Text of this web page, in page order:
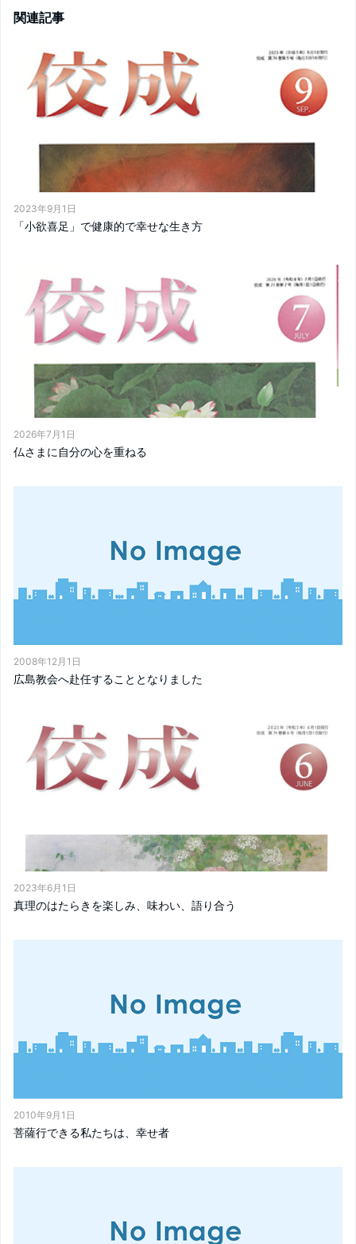
関連記事
2023年9月1日
「小欲喜足」で健康的で幸せな生き方
2026年7月1日
仏さまに自分の心を重ねる
2008年12月1日
広島教会へ赴任することとなりました
2023年6月1日
真理のはたらきを楽しみ、味わい、語り合う
2010年9月1日
菩薩行できる私たちは、幸せ者